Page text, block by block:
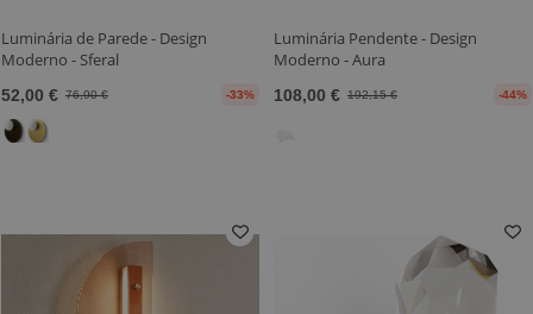
Luminária de Parede - Design
Moderno - Sferal
52,00 € 76,90 € -33%
Luminária Pendente - Design
Moderno - Aura
108,00 € 192,15 € -44%